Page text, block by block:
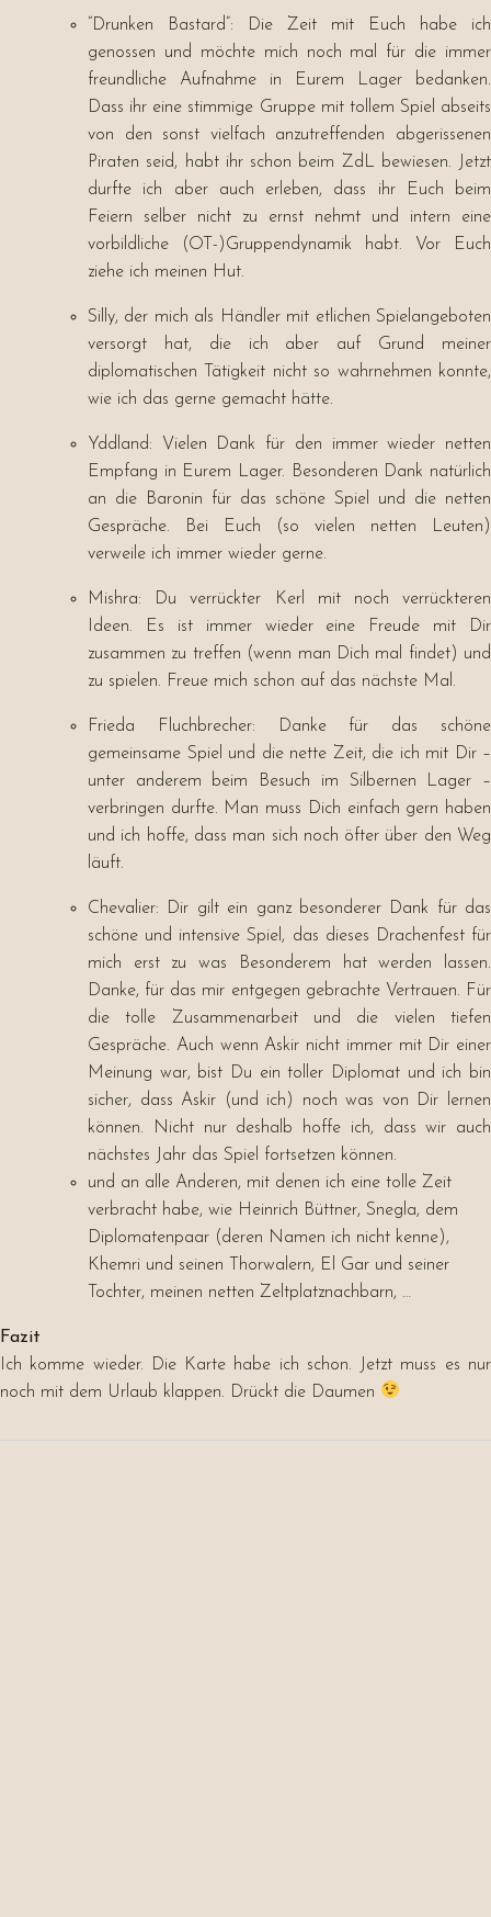
“Drunken Bastard”: Die Zeit mit Euch habe ich
genossen und möchte mich noch mal für die immer
freundliche Aufnahme in Eurem Lager bedanken.
Dass ihr eine stimmige Gruppe mit tollem Spiel abseits
von den sonst vielfach anzutreffenden abgerissenen
Piraten seid, habt ihr schon beim ZdL bewiesen. Jetzt
durfte ich aber auch erleben, dass ihr Euch beim
Feiern selber nicht zu ernst nehmt und intern eine
vorbildliche (OT-)Gruppendynamik habt. Vor Euch
ziehe ich meinen Hut.
Silly, der mich als Händler mit etlichen Spielangeboten
versorgt hat, die ich aber auf Grund meiner
diplomatischen Tätigkeit nicht so wahrnehmen konnte,
wie ich das gerne gemacht hätte.
Yddland: Vielen Dank für den immer wieder netten
Empfang in Eurem Lager. Besonderen Dank natürlich
an die Baronin für das schöne Spiel und die netten
Gespräche. Bei Euch (so vielen netten Leuten)
verweile ich immer wieder gerne.
Mishra: Du verrückter Kerl mit noch verrückteren
Ideen. Es ist immer wieder eine Freude mit Dir
zusammen zu treffen (wenn man Dich mal findet) und
zu spielen. Freue mich schon auf das nächste Mal.
Frieda Fluchbrecher: Danke für das schöne
gemeinsame Spiel und die nette Zeit, die ich mit Dir –
unter anderem beim Besuch im Silbernen Lager –
verbringen durfte. Man muss Dich einfach gern haben
und ich hoffe, dass man sich noch öfter über den Weg
läuft.
Chevalier: Dir gilt ein ganz besonderer Dank für das
schöne und intensive Spiel, das dieses Drachenfest für
mich erst zu was Besonderem hat werden lassen.
Danke, für das mir entgegen gebrachte Vertrauen. Für
die tolle Zusammenarbeit und die vielen tiefen
Gespräche. Auch wenn Askir nicht immer mit Dir einer
Meinung war, bist Du ein toller Diplomat und ich bin
sicher, dass Askir (und ich) noch was von Dir lernen
können. Nicht nur deshalb hoffe ich, dass wir auch
nächstes Jahr das Spiel fortsetzen können.
und an alle Anderen, mit denen ich eine tolle Zeit
verbracht habe, wie Heinrich Büttner, Snegla, dem
Diplomatenpaar (deren Namen ich nicht kenne),
Khemri und seinen Thorwalern, El Gar und seiner
Tochter, meinen netten Zeltplatznachbarn, …
Fazit
Ich komme wieder. Die Karte habe ich schon. Jetzt muss es nur
noch mit dem Urlaub klappen. Drückt die Daumen